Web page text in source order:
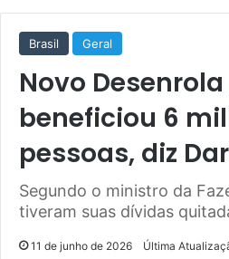
Brasil Geral
Novo
beneficiou 6
pessoas, diz
Segundo o ministro da
tiveram suas dívidas
11 de junho de 2026 Última